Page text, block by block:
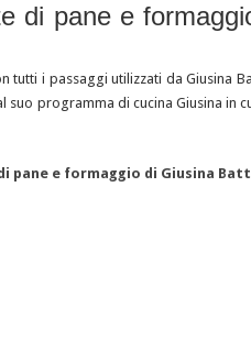
di pane e
tutti i passaggi utilizzati da Giusina
programma di cucina Giusina in
pane e formaggio di Giusina